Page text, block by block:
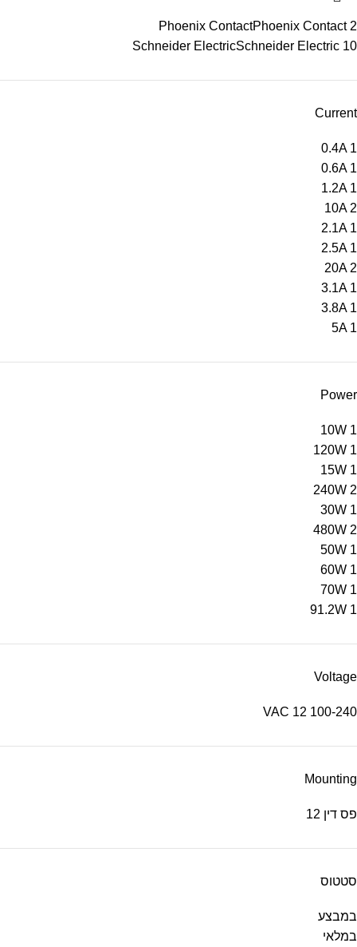
Phoenix ContactPhoenix Contact 2
Schneider ElectricSchneider Electric 10
Current
0.4A 1
0.6A 1
1.2A 1
10A 2
2.1A 1
2.5A 1
20A 2
3.1A 1
3.8A 1
5A 1
Power
10W 1
120W 1
15W 1
240W 2
30W 1
480W 2
50W 1
60W 1
70W 1
91.2W 1
Voltage
100-240 VAC
12
Mounting
פס דין 12
סטטוס
במבצע
במלאי